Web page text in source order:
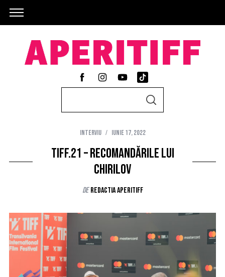
c
:
S
Interviu iunie 17, 2022
TIFF.21 – Recomandările lui
Chirilov
de Redactia AperiTIFF